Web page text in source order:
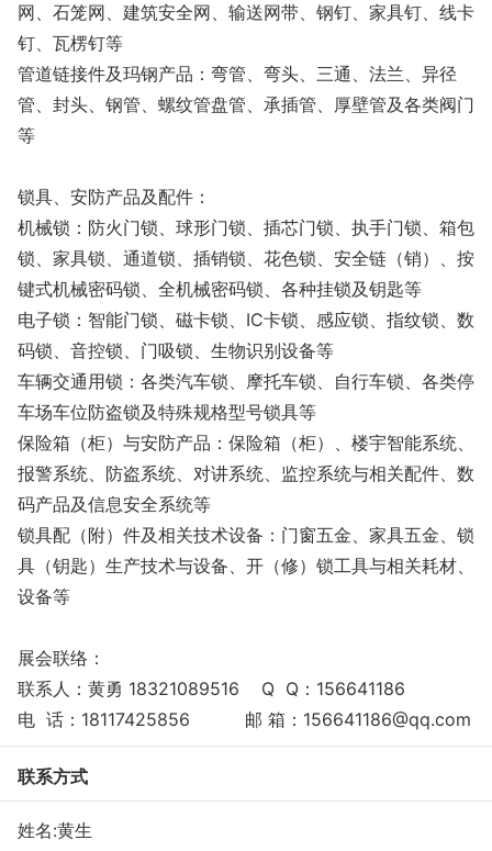
网、石笼网、建筑安全网、输送网带、钢钉、家具钉、线卡
钉、瓦楞钉等
管道链接件及玛钢产品：弯管、弯头、三通、法兰、异径
管、封头、钢管、螺纹管盘管、承插管、厚壁管及各类阀门
等
锁具、安防产品及配件：
机械锁：防火门锁、球形门锁、插芯门锁、执手门锁、箱包
锁、家具锁、通道锁、插销锁、花色锁、安全链（销）、按
键式机械密码锁、全机械密码锁、各种挂锁及钥匙等
电子锁：智能门锁、磁卡锁、IC卡锁、感应锁、指纹锁、数
码锁、音控锁、门吸锁、生物识别设备等
车辆交通用锁：各类汽车锁、摩托车锁、自行车锁、各类停
车场车位防盗锁及特殊规格型号锁具等
保险箱（柜）与安防产品：保险箱（柜）、楼宇智能系统、
报警系统、防盗系统、对讲系统、监控系统与相关配件、数
码产品及信息安全系统等
锁具配（附）件及相关技术设备：门窗五金、家具五金、锁
具（钥匙）生产技术与设备、开（修）锁工具与相关耗材、
设备等
展会联络：
联系人：黄勇 18321089516 Q Q：156641186
电 话：18117425856 邮 箱：156641186@qq.com
联系方式
姓名:黄生